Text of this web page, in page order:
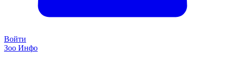
Войти
Зоо Инфо